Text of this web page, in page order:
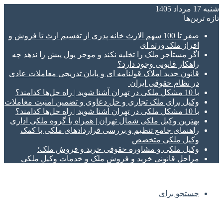
شنبه 17 مرداد 1405
تازه‌ ترین‌ها
صفر تا 100 سهم الارث خانه پدری از تقسیم ارث تا فروش و
افراز ملک ورثه ای
اگر مستأجر ملک را تخلیه نکند و موجر پول پیش را ندهد چه
راهکار قانونی وجود دارد؟
قانون جدید املاک قولنامه ای و پایان تدریجی معاملات عادی
در نظام حقوقی ایران
با 10 مشکل ملکی در تهران آشنا شوید | راه حل‌ها کدامند؟
وکیل برای ملک تجاری و حل دعاوی و تضمین امنیت معاملات
با 10 مشکل ملکی در تهران آشنا شوید | راه حل‌ها کدامند؟
بهترین وکیل ملکی شمال تهران | همراه با گروه ملکی اداری
راهنمای جامع تنظیم و بررسی قراردادهای ملکی با کمک
وکیل ملکی متخصص
وکیل ملکی و مشاوره حقوقی خرید و فروش ملک؛
مراحل قانونی خرید و فروش ملک و خدمات وکیل ملکی
جستجو برای